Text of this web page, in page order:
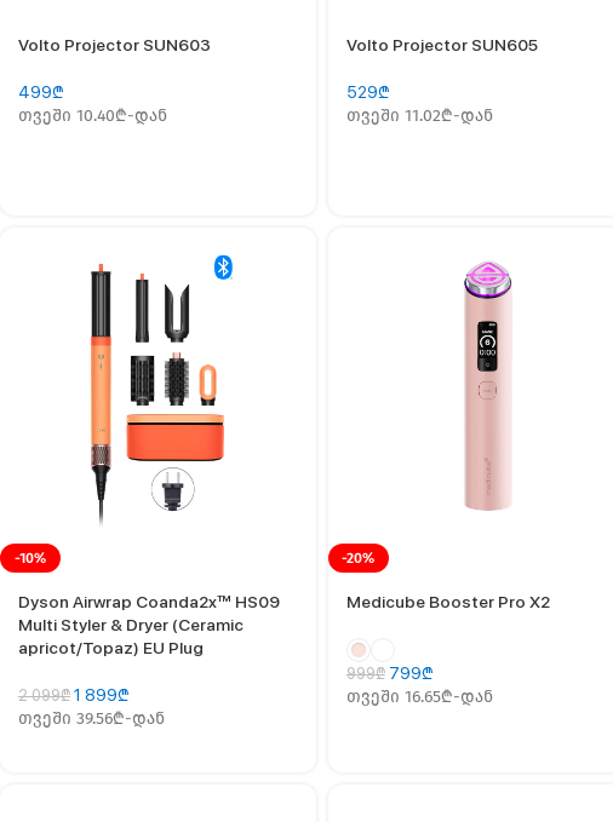
Volto Projector SUN603
499₾
თვეში 10.40₾-დან
Volto Projector SUN605
529₾
თვეში 11.02₾-დან
-10%
Dyson Airwrap Coanda2x™ HS09
Multi Styler & Dryer (Ceramic
apricot/Topaz) EU Plug
2 099₾ 1 899₾
თვეში 39.56₾-დან
-20%
Medicube Booster Pro X2
999₾ 799₾
თვეში 16.65₾-დან